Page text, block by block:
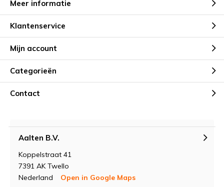
Meer informatie
Klantenservice
Mijn account
Categorieën
Contact
Aalten B.V.
Koppelstraat 41
7391 AK Twello
Nederland
Open in Google Maps